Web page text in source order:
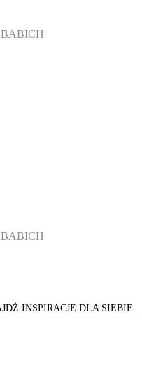
INSPIRACJE DLA SIEBIE